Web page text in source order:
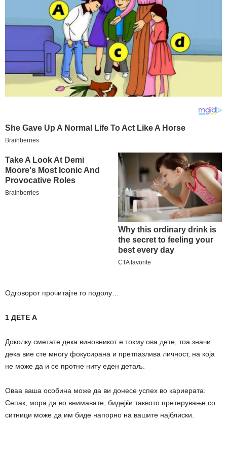
Одговорот прочитајте го подолу…
1 ДЕТЕ А
Доколку сметате дека виновникот е токму ова дете, тоа значи
дека вие сте многу фокусирана и претпазлива личност, на која
не може да и се протне ниту еден детаљ.
Оваа ваша особина може да ви донесе успех во кариерата.
Сепак, мора да во внимавате, бидејќи таквото претерување со
ситници може да им биде напорно на вашите најблиски.